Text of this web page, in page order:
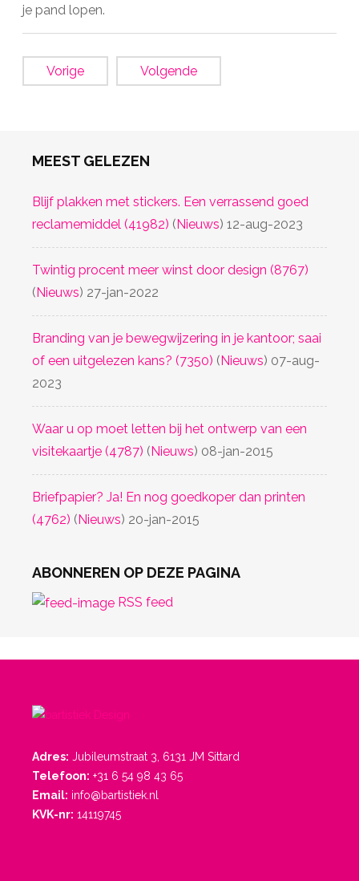
je pand lopen.
Vorige Volgende
MEEST GELEZEN
Blijf plakken met stickers. Een verrassend goed
reclamemiddel (41982) (Nieuws) 12-aug-2023
Twintig procent meer winst door design (8767)
(Nieuws) 27-jan-2022
Branding van je bewegwijzering in je kantoor; saai
of een uitgelezen kans? (7350) (Nieuws) 07-aug-
2023
Waar u op moet letten bij het ontwerp van een
visitekaartje (4787) (Nieuws) 08-jan-2015
Briefpapier? Ja! En nog goedkoper dan printen
(4762) (Nieuws) 20-jan-2015
ABONNEREN OP DEZE PAGINA
RSS feed
Adres: Jubileumstraat 3, 6131 JM Sittard
Telefoon: +31 6 54 98 43 65
Email: info@bartistiek.nl
KVK-nr: 14119745